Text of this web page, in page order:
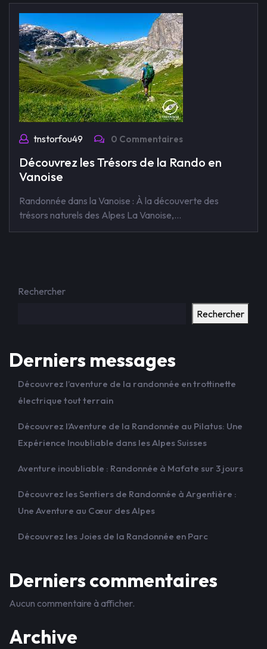
tnstorfou49 0 Commentaires
Découvrez les Trésors de la Rando en
Vanoise
Randonnée dans la Vanoise : À la découverte des
trésors naturels des Alpes La Vanoise,…
Rechercher
Rechercher
Derniers messages
Découvrez l’aventure de la randonnée en trottinette
électrique tout terrain
Découvrez l’Aventure de la Randonnée au Pilatus: Une
Expérience Inoubliable dans les Alpes Suisses
Aventure inoubliable : Randonnée à Mafate sur 3 jours
Découvrez les Sentiers de Randonnée à Argentière :
Une Aventure au Cœur des Alpes
Découvrez les Joies de la Randonnée en Parc
Derniers commentaires
Aucun commentaire à afficher.
Archive